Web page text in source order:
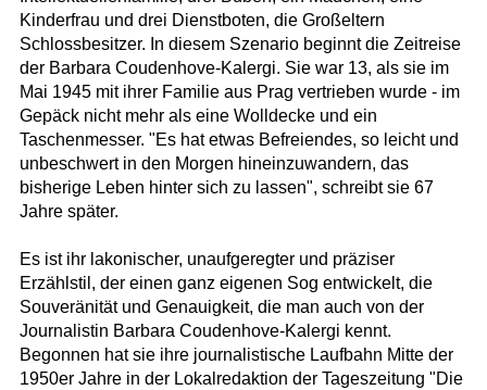
Kinderfrau und drei Dienstboten, die Großeltern
Schlossbesitzer. In diesem Szenario beginnt die Zeitreise
der Barbara Coudenhove-Kalergi. Sie war 13, als sie im
Mai 1945 mit ihrer Familie aus Prag vertrieben wurde - im
Gepäck nicht mehr als eine Wolldecke und ein
Taschenmesser. "Es hat etwas Befreiendes, so leicht und
unbeschwert in den Morgen hineinzuwandern, das
bisherige Leben hinter sich zu lassen", schreibt sie 67
Jahre später.
Es ist ihr lakonischer, unaufgeregter und präziser
Erzählstil, der einen ganz eigenen Sog entwickelt, die
Souveränität und Genauigkeit, die man auch von der
Journalistin Barbara Coudenhove-Kalergi kennt.
Begonnen hat sie ihre journalistische Laufbahn Mitte der
1950er Jahre in der Lokalredaktion der Tageszeitung "Die